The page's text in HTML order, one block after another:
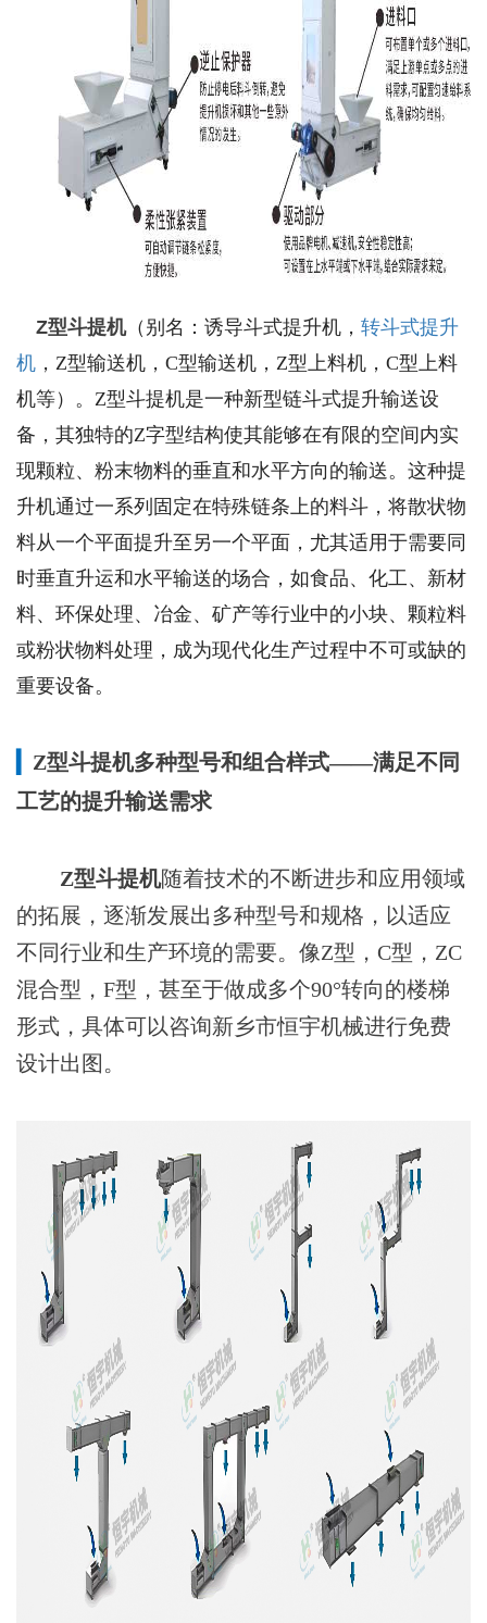
Z型斗提机（别名：诱导斗式提升机， 转斗式提升
机 ，Z型输送机，C型输送机，Z型上料机，C型上料
机等）。Z型斗提机是一种新型链斗式提升输送设
备，其独特的Z字型结构使其能够在有限的空间内实
现颗粒、粉末物料的垂直和水平方向的输送。这种提
升机通过一系列固定在特殊链条上的料斗，将散状物
料从一个平面提升至另一个平面，尤其适用于需要同
时垂直升运和水平输送的场合，如食品、化工、新材
料、环保处理、冶金、矿产等行业中的小块、颗粒料
或粉状物料处理，成为现代化生产过程中不可或缺的
重要设备。
Z型斗提机多种型号和组合样式——满足不同
工艺的提升输送需求
Z型斗提机随着技术的不断进步和应用领域
的拓展，逐渐发展出多种型号和规格，以适应
不同行业和生产环境的需要。像Z型，C型，ZC
混合型，F型，甚至于做成多个90°转向的楼梯
形式，具体可以咨询新乡市恒宇机械进行免费
设计出图。